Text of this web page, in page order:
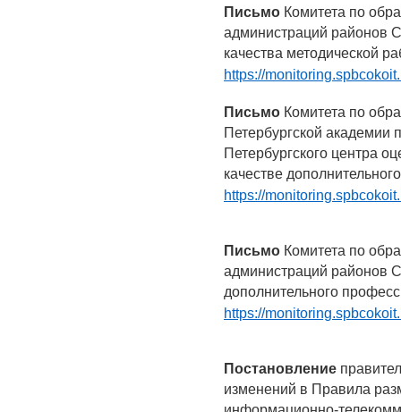
Письмо Комитета по
администраций районов
качества методической
https://
Письмо Комитета по
Петербургской академии
Петербургского центра
качестве
https://
Письмо Комитета по
администраций районов
дополнительного
https://
Постановление
изменений в Правила